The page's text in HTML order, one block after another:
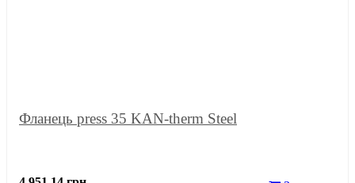
Фланець press 35 KAN-therm Steel